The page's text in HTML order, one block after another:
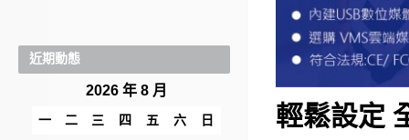
輕鬆設定
近期動態
2026 年 8 月
一 二 三 四 五 六 日